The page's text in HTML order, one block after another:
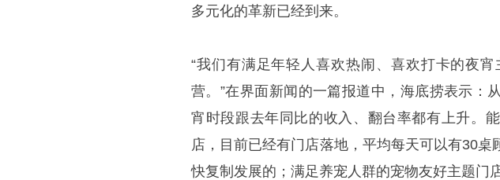
多元化的革新已经到来。
“我们有满足年轻人喜欢热闹、喜欢打卡的夜
营。”在界面新闻的一篇报道中，海底捞表示：
宵时段跟去年同比的收入、翻台率都有上升。
店，目前已经有门店落地，平均每天可以有30
快复制发展的；满足养宠人群的宠物友好主题门